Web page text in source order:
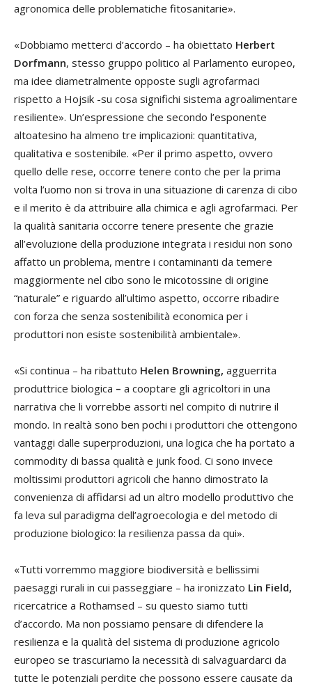
agronomica delle problematiche fitosanitarie».
«Dobbiamo metterci d’accordo – ha obiettato Herbert
Dorfmann, stesso gruppo politico al Parlamento europeo,
ma idee diametralmente opposte sugli agrofarmaci
rispetto a Hojsik -su cosa significhi sistema agroalimentare
resiliente». Un’espressione che secondo l’esponente
altoatesino ha almeno tre implicazioni: quantitativa,
qualitativa e sostenibile. «Per il primo aspetto, ovvero
quello delle rese, occorre tenere conto che per la prima
volta l’uomo non si trova in una situazione di carenza di cibo
e il merito è da attribuire alla chimica e agli agrofarmaci. Per
la qualità sanitaria occorre tenere presente che grazie
all’evoluzione della produzione integrata i residui non sono
affatto un problema, mentre i contaminanti da temere
maggiormente nel cibo sono le micotossine di origine
“naturale” e riguardo all’ultimo aspetto, occorre ribadire
con forza che senza sostenibilità economica per i
produttori non esiste sostenibilità ambientale».
«Si continua – ha ribattuto Helen Browning, agguerrita
produttrice biologica – a cooptare gli agricoltori in una
narrativa che li vorrebbe assorti nel compito di nutrire il
mondo. In realtà sono ben pochi i produttori che ottengono
vantaggi dalle superproduzioni, una logica che ha portato a
commodity di bassa qualità e junk food. Ci sono invece
moltissimi produttori agricoli che hanno dimostrato la
convenienza di affidarsi ad un altro modello produttivo che
fa leva sul paradigma dell’agroecologia e del metodo di
produzione biologico: la resilienza passa da qui».
«Tutti vorremmo maggiore biodiversità e bellissimi
paesaggi rurali in cui passeggiare – ha ironizzato Lin Field,
ricercatrice a Rothamsed – su questo siamo tutti
d’accordo. Ma non possiamo pensare di difendere la
resilienza e la qualità del sistema di produzione agricolo
europeo se trascuriamo la necessità di salvaguardarci da
tutte le potenziali perdite che possono essere causate da